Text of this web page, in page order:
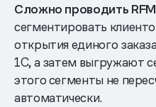
Сложно проводить
сегментировать
открытия единого
1С, а затем выгружают
этого сегменты не
автоматически.